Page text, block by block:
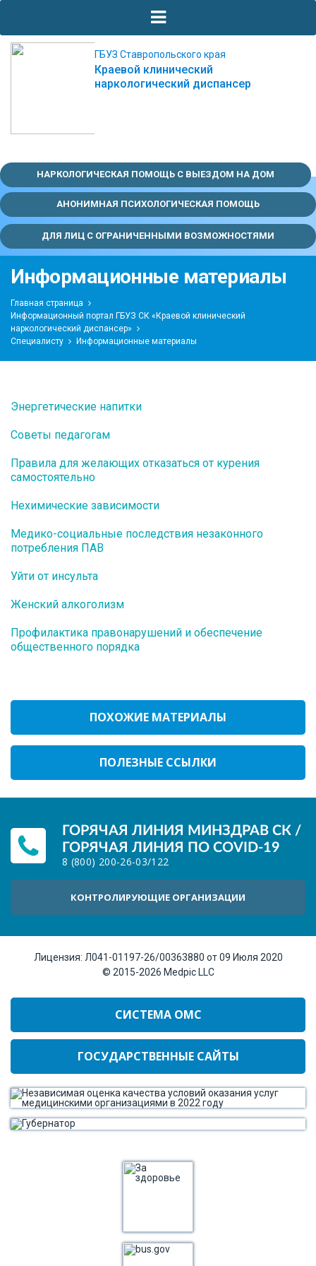
ГБУЗ Ставропольского края
Краевой клинический
наркологический диспансер
НАРКОЛОГИЧЕСКАЯ ПОМОЩЬ С ВЫЕЗДОМ НА ДОМ
АНОНИМНАЯ ПСИХОЛОГИЧЕСКАЯ ПОМОЩЬ
ДЛЯ ЛИЦ С ОГРАНИЧЕННЫМИ ВОЗМОЖНОСТЯМИ
Информационные материалы
Главная страница
Информационный портал ГБУЗ СК «Краевой клинический
наркологический диспансер»
Специалисту
Информационные материалы
Энергетические напитки
Советы педагогам
Правила для желающих отказаться от курения
самостоятельно
Нехимические зависимости
Медико-социальные последствия незаконного
потребления ПАВ
Уйти от инсульта
Женский алкоголизм
Профилактика правонарушений и обеспечение
общественного порядка
ПОХОЖИЕ МАТЕРИАЛЫ
ПОЛЕЗНЫЕ ССЫЛКИ
ГОРЯЧАЯ ЛИНИЯ МИНЗДРАВ СК /
ГОРЯЧАЯ ЛИНИЯ ПО COVID-19
8 (800) 200-26-03/122
КОНТРОЛИРУЮЩИЕ ОРГАНИЗАЦИИ
Лицензия: Л041-01197-26/00363880 от 09 Июля 2020
© 2015-2026 Medpic LLC
СИСТЕМА ОМС
ГОСУДАРСТВЕННЫЕ САЙТЫ